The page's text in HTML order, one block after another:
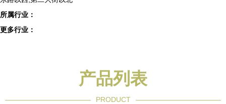
所属行业：
更多行业：
产品列表
PRODUCT